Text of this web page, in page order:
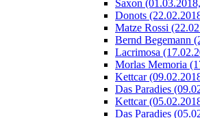
Saxon
Donots
Matze Rossi
Bernd Begemann
Lacrimosa
Morlas Memoria
Kettcar
Das Paradies
Kettcar
Das Paradies